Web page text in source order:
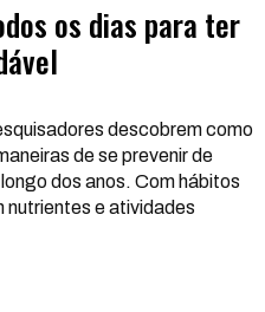
os dias para ter
descobrem como
de se prevenir de
dos anos. Com hábitos
nutrientes e atividades